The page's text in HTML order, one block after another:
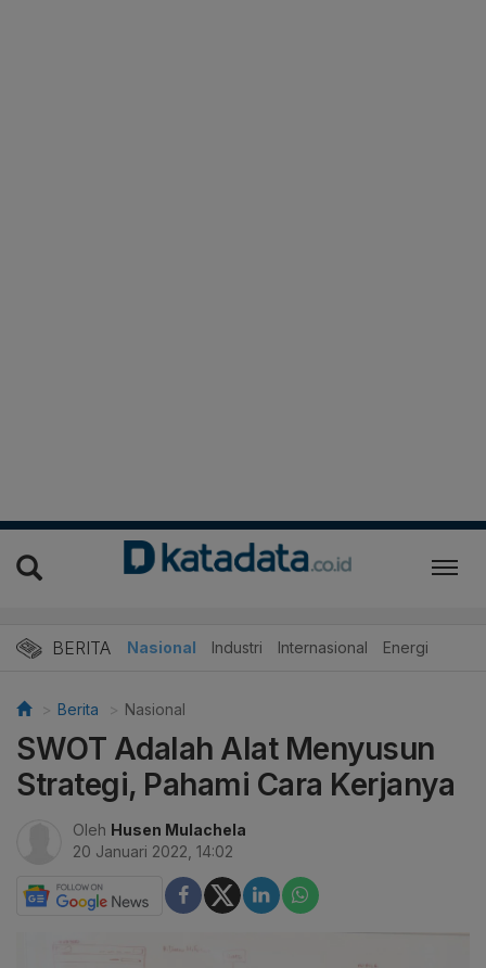
BERITA Nasional Industri Internasional Energi
Berita Nasional
SWOT Adalah Alat Menyusun
Strategi, Pahami Cara Kerjanya
Oleh Husen Mulachela
20 Januari 2022, 14:02